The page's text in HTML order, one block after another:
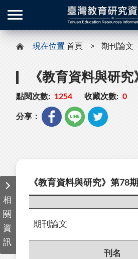
現在位置 首頁 期刊論文
《教育資料與研
點閱次數: 1254 收藏次數: 0
分享：
相
關
資
訊
《教育資料與研究》第78期
期刊論文
刊名